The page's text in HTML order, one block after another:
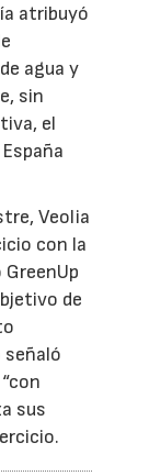
atribuyó
agua y
sin
el
Veolia
con la
de
señaló
sus